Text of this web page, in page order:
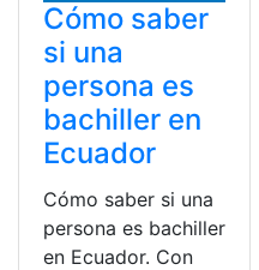
Cómo saber
si una
persona es
bachiller en
Ecuador
Cómo saber si una
persona es bachiller
en Ecuador. Con